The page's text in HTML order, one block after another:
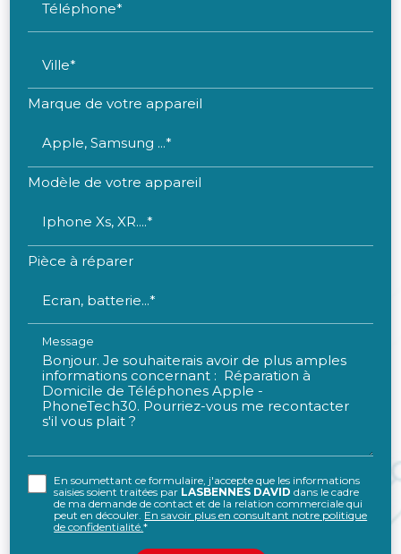
Téléphone*
Ville*
Marque de votre appareil
Apple, Samsung ...*
Modèle de votre appareil
Iphone Xs, XR....*
Pièce à réparer
Ecran, batterie...*
Message
En soumettant ce formulaire, j'accepte que les informations
saisies soient traitées par LASBENNES DAVID dans le cadre
de ma demande de contact et de la relation commerciale qui
peut en découler. En savoir plus en consultant notre politique
de confidentialité.*